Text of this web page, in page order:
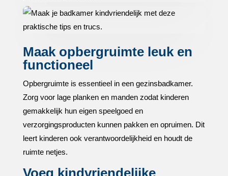
Maak opbergruimte leuk en
functioneel
Opbergruimte is essentieel in een gezinsbadkamer.​
Zorg voor lage planken en manden zodat kinderen
gemakkelijk hun eigen speelgoed en
verzorgingsproducten kunnen pakken en opruimen.​ Dit
leert kinderen ook verantwoordelijkheid en houdt de
ruimte netjes.​
Voeg kindvriendelijke